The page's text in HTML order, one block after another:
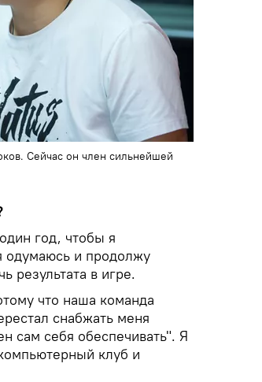
Сейчас он член сильнейшей
год, чтобы я
одумаюсь и продолжу
результата в игре.
что наша команда
снабжать меня
сам себя обеспечивать". Я
клуб и